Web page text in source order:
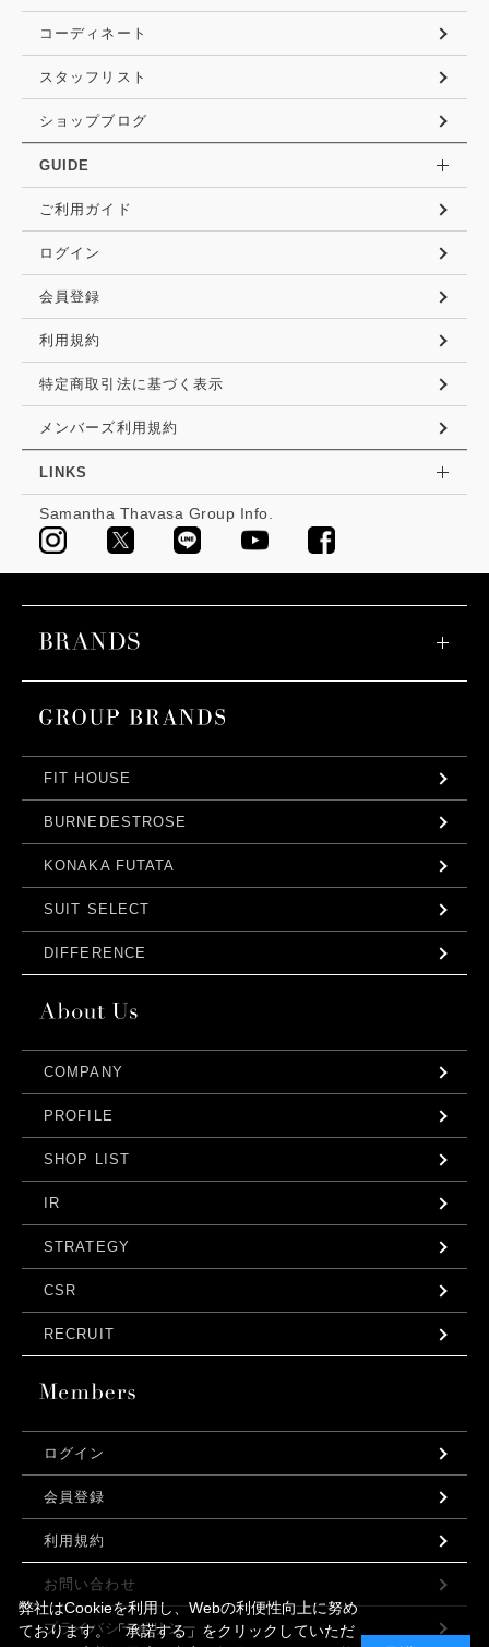
コーディネート
スタッフリスト
ショップブログ
GUIDE
ご利用ガイド
ログイン
会員登録
利用規約
特定商取引法に基づく表示
メンバーズ利用規約
LINKS
Samantha Thavasa Group Info.
FIT HOUSE
BURNEDESTROSE
KONAKA FUTATA
SUIT SELECT
DIFFERENCE
COMPANY
PROFILE
SHOP LIST
IR
STRATEGY
CSR
RECRUIT
ログイン
会員登録
利用規約
お問い合わせ
プライバシーポリシー
弊社はCookieを利用し、Webの利便性向上に努め
ております。「承諾する」をクリックしていただ